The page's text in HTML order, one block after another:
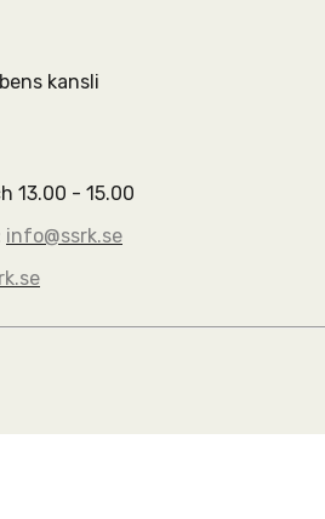
kansli
13.00 - 15.00
info@ssrk.se